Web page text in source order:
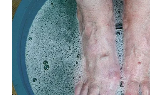
WN
BEKASI
WN
BOGOR
WN